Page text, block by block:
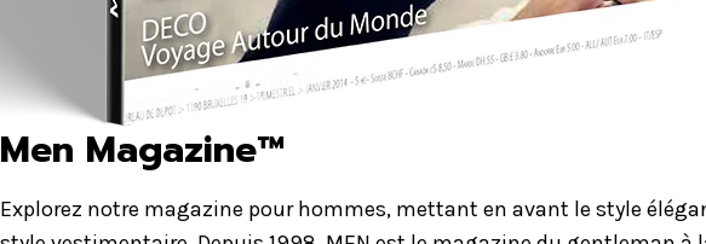
Men Magazine™
Explorez notre magazine pour hommes, mettant en avant le style